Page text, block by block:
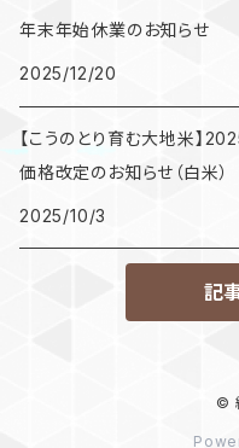
年末年始休業のお知らせ
2025/12/20
【こうのとり育む大地米】
価格改定のお知らせ（白米）
2025/10/3
記
©